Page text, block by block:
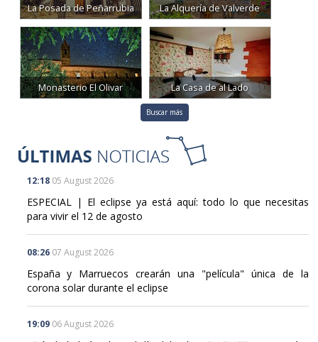
Monasterio El Olivar La Casa de al Lado
Buscar más
ESPECIAL | El eclipse ya está aquí: todo lo que necesitas
08:2607 August 2026
19:09 06 August 2026